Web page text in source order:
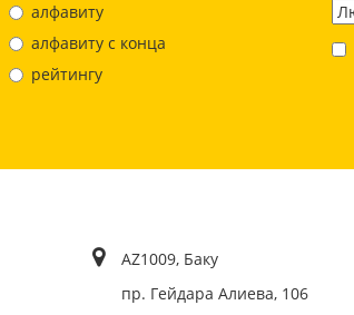
алфавиту
aлфавиту с конца
рейтингу
AZ1009, Баку
пр. Гейдара Алиева, 106